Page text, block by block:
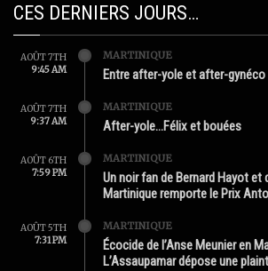
CES DERNIERS JOURS…
AOÛT 7TH
9:45 AM
MARTINIQUE
Entre after-yole et after-gynéco
AOÛT 7TH
9:37 AM
MARTINIQUE
After-yole…Félix et bouées
AOÛT 6TH
7:59 PM
MARTINIQUE
Un noir fan de Bernard Hayot et
Martinique remporte le Prix
AOÛT 5TH
7:31 PM
MARTINIQUE
Écocide de l’Anse Meunier en
L’Assaupamar dépose une